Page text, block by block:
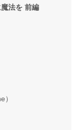
法を 前編